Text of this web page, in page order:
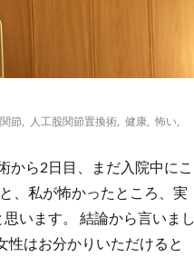
節 人工股関節置換術 健康 怖い
から2日目、まだ入院中にこ
、私が怖かったところ、実
います。 結論から言いまし
性はお分かりいただけると